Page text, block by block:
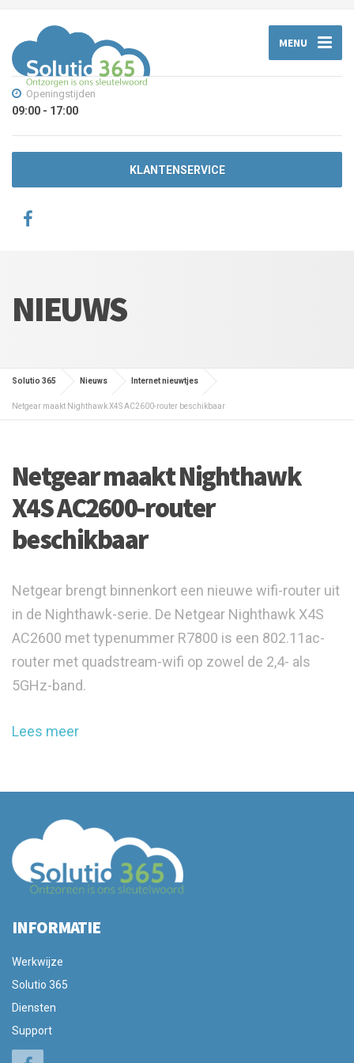
MENU
Openingstijden
09:00 - 17:00
KLANTENSERVICE
NIEUWS
Solutio 365 Nieuws Internet nieuwtjes
Netgear maakt Nighthawk X4S AC2600-router beschikbaar
Netgear maakt Nighthawk
X4S AC2600-router
beschikbaar
Netgear brengt binnenkort een nieuwe wifi-router uit
in de Nighthawk-serie. De Netgear Nighthawk X4S
AC2600 met typenummer R7800 is een 802.11ac-
router met quadstream-wifi op zowel de 2,4- als
5GHz-band.
Lees meer
INFORMATIE
Werkwijze
Solutio 365
Diensten
Support